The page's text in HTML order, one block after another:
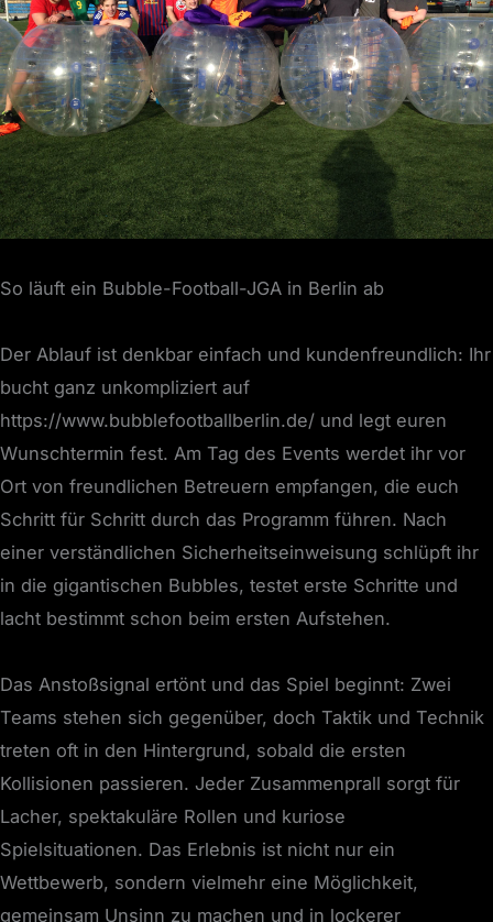
So läuft ein Bubble-Football-JGA in Berlin ab
Der Ablauf ist denkbar einfach und kundenfreundlich: Ihr
bucht ganz unkompliziert auf
https://www.bubblefootballberlin.de/ und legt euren
Wunschtermin fest. Am Tag des Events werdet ihr vor
Ort von freundlichen Betreuern empfangen, die euch
Schritt für Schritt durch das Programm führen. Nach
einer verständlichen Sicherheitseinweisung schlüpft ihr
in die gigantischen Bubbles, testet erste Schritte und
lacht bestimmt schon beim ersten Aufstehen.
Das Anstoßsignal ertönt und das Spiel beginnt: Zwei
Teams stehen sich gegenüber, doch Taktik und Technik
treten oft in den Hintergrund, sobald die ersten
Kollisionen passieren. Jeder Zusammenprall sorgt für
Lacher, spektakuläre Rollen und kuriose
Spielsituationen. Das Erlebnis ist nicht nur ein
Wettbewerb, sondern vielmehr eine Möglichkeit,
gemeinsam Unsinn zu machen und in lockerer